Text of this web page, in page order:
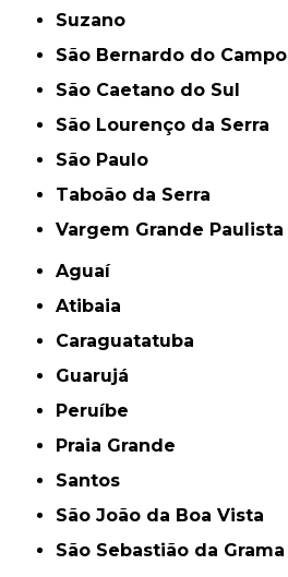
Suzano
São Bernardo do Campo
São Caetano do Sul
São Lourenço da Serra
São Paulo
Taboão da Serra
Vargem Grande Paulista
Aguaí
Atibaia
Caraguatatuba
Guarujá
Peruíbe
Praia Grande
Santos
São João da Boa Vista
São Sebastião da Grama